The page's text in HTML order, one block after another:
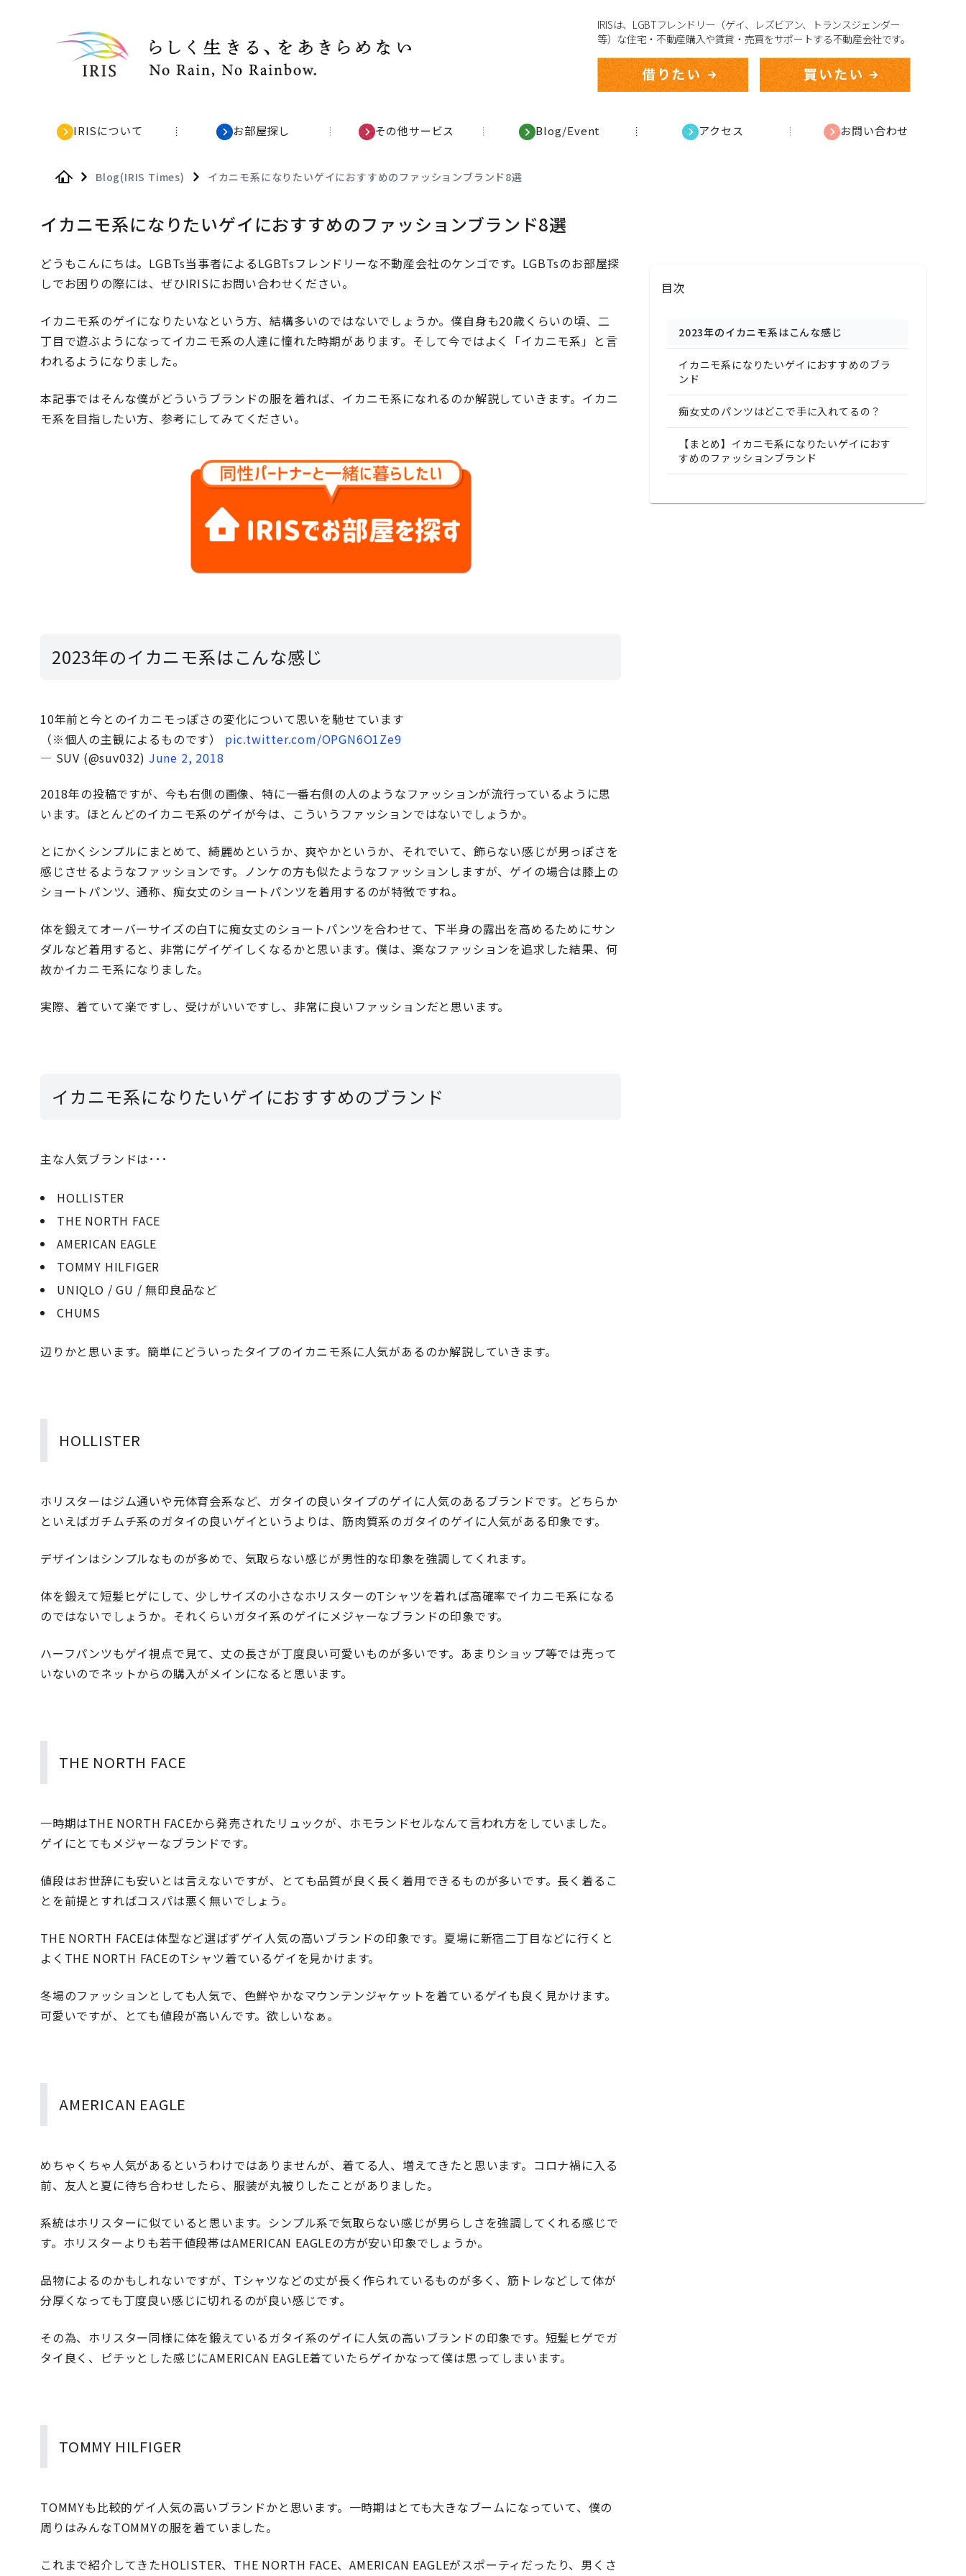
IRISは、LGBTフレンドリー（ゲイ、レズビアン、トランスジェンダー
等）な住宅・不動産購入や賃貸・売買をサポートする不動産会社です。
IRISについて お部屋探し その他サービス Blog/Event アクセス お問い合わせ
Blog(IRIS Times) イカニモ系になりたいゲイにおすすめのファッションブランド8選
イカニモ系になりたいゲイにおすすめのファッションブランド8選
どうもこんにちは。LGBTs当事者によるLGBTsフレンドリーな不動産会社のケンゴです。LGBTsのお部屋探
しでお困りの際には、ぜひIRISにお問い合わせください。
イカニモ系のゲイになりたいなという方、結構多いのではないでしょうか。僕自身も20歳くらいの頃、二
丁目で遊ぶようになってイカニモ系の人達に憧れた時期があります。そして今ではよく「イカニモ系」と言
われるようになりました。
本記事ではそんな僕がどういうブランドの服を着れば、イカニモ系になれるのか解説していきます。イカニ
モ系を目指したい方、参考にしてみてください。
2023年のイカニモ系はこんな感じ
10年前と今とのイカニモっぽさの変化について思いを馳せています
（※個人の主観によるものです） pic.twitter.com/OPGN6O1Ze9
— SUV (@suv032) June 2, 2018
2018年の投稿ですが、今も右側の画像、特に一番右側の人のようなファッションが流行っているように思
います。ほとんどのイカニモ系のゲイが今は、こういうファッションではないでしょうか。
とにかくシンプルにまとめて、綺麗めというか、爽やかというか、それでいて、飾らない感じが男っぽさを
感じさせるようなファッションです。ノンケの方も似たようなファッションしますが、ゲイの場合は膝上の
ショートパンツ、通称、痴女丈のショートパンツを着用するのが特徴ですね。
体を鍛えてオーバーサイズの白Tに痴女丈のショートパンツを合わせて、下半身の露出を高めるためにサン
ダルなど着用すると、非常にゲイゲイしくなるかと思います。僕は、楽なファッションを追求した結果、何
故かイカニモ系になりました。
実際、着ていて楽ですし、受けがいいですし、非常に良いファッションだと思います。
イカニモ系になりたいゲイにおすすめのブランド
主な人気ブランドは･･･
HOLLISTER
THE NORTH FACE
AMERICAN EAGLE
TOMMY HILFIGER
UNIQLO / GU / 無印良品など
CHUMS
辺りかと思います。簡単にどういったタイプのイカニモ系に人気があるのか解説していきます。
HOLLISTER
ホリスターはジム通いや元体育会系など、ガタイの良いタイプのゲイに人気のあるブランドです。どちらか
といえばガチムチ系のガタイの良いゲイというよりは、筋肉質系のガタイのゲイに人気がある印象です。
デザインはシンプルなものが多めで、気取らない感じが男性的な印象を強調してくれます。
体を鍛えて短髪ヒゲにして、少しサイズの小さなホリスターのTシャツを着れば高確率でイカニモ系になる
のではないでしょうか。それくらいガタイ系のゲイにメジャーなブランドの印象です。
ハーフパンツもゲイ視点で見て、丈の長さが丁度良い可愛いものが多いです。あまりショップ等では売って
いないのでネットからの購入がメインになると思います。
THE NORTH FACE
一時期はTHE NORTH FACEから発売されたリュックが、ホモランドセルなんて言われ方をしていました。
ゲイにとてもメジャーなブランドです。
値段はお世辞にも安いとは言えないですが、とても品質が良く長く着用できるものが多いです。長く着るこ
とを前提とすればコスパは悪く無いでしょう。
THE NORTH FACEは体型など選ばずゲイ人気の高いブランドの印象です。夏場に新宿二丁目などに行くと
よくTHE NORTH FACEのTシャツ着ているゲイを見かけます。
冬場のファッションとしても人気で、色鮮やかなマウンテンジャケットを着ているゲイも良く見かけます。
可愛いですが、とても値段が高いんです。欲しいなぁ。
AMERICAN EAGLE
めちゃくちゃ人気があるというわけではありませんが、着てる人、増えてきたと思います。コロナ禍に入る
前、友人と夏に待ち合わせしたら、服装が丸被りしたことがありました。
系統はホリスターに似ていると思います。シンプル系で気取らない感じが男らしさを強調してくれる感じで
す。ホリスターよりも若干値段帯はAMERICAN EAGLEの方が安い印象でしょうか。
品物によるのかもしれないですが、Tシャツなどの丈が長く作られているものが多く、筋トレなどして体が
分厚くなっても丁度良い感じに切れるのが良い感じです。
その為、ホリスター同様に体を鍛えているガタイ系のゲイに人気の高いブランドの印象です。短髪ヒゲでガ
タイ良く、ピチッとした感じにAMERICAN EAGLE着ていたらゲイかなって僕は思ってしまいます。
TOMMY HILFIGER
TOMMYも比較的ゲイ人気の高いブランドかと思います。一時期はとても大きなブームになっていて、僕の
周りはみんなTOMMYの服を着ていました。
これまで紹介してきたHOLISTER、THE NORTH FACE、AMERICAN EAGLEがスポーティだったり、男くさ
目次
2023年のイカニモ系はこんな感じ
イカニモ系になりたいゲイにおすすめのブラ
ンド
痴女丈のパンツはどこで手に入れてるの？
【まとめ】イカニモ系になりたいゲイにおす
すめのファッションブランド